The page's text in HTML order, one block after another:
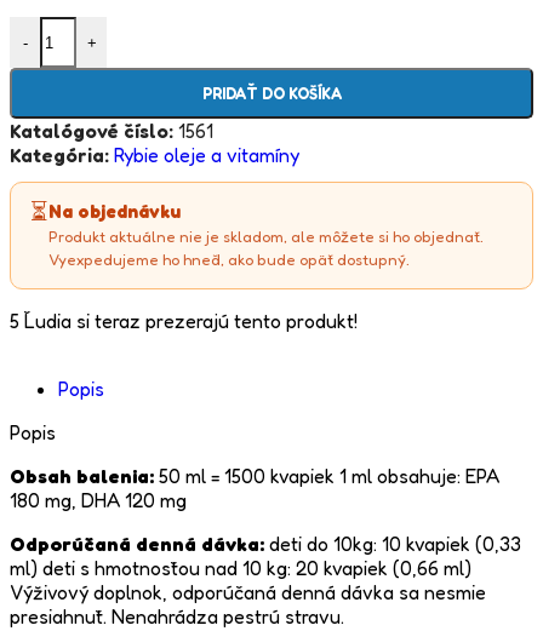
- +
PRIDAŤ DO KOŠÍKA
Katalógové číslo: 1561
Kategória: Rybie oleje a vitamíny
⏳Na objednávku
Produkt aktuálne nie je skladom, ale môžete si ho objednať.
Vyexpedujeme ho hneď, ako bude opäť dostupný.
5 Ľudia si teraz prezerajú tento produkt!
Popis
Popis
Obsah balenia: 50 ml = 1500 kvapiek 1 ml obsahuje: EPA
180 mg, DHA 120 mg
Odporúčaná denná dávka: deti do 10kg: 10 kvapiek (0,33
ml) deti s hmotnosťou nad 10 kg: 20 kvapiek (0,66 ml)
Výživový doplnok, odporúčaná denná dávka sa nesmie
presiahnuť. Nenahrádza pestrú stravu.